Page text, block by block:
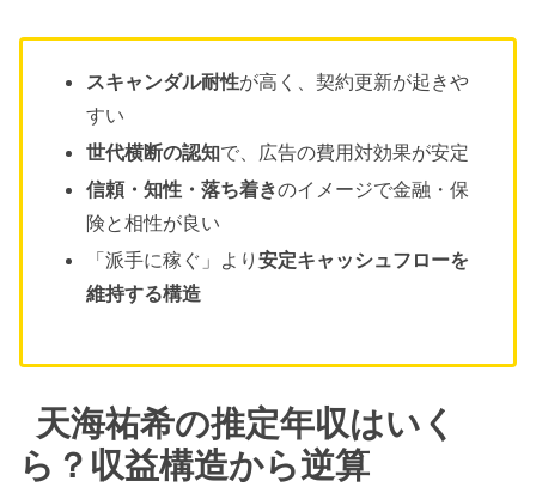
スキャンダル耐性が高く、契約更新が起きや
すい
世代横断の認知で、広告の費用対効果が安定
信頼・知性・落ち着きのイメージで金融・保
険と相性が良い
「派手に稼ぐ」より安定キャッシュフローを
維持する構造
天海祐希の推定年収はいく
ら？収益構造から逆算